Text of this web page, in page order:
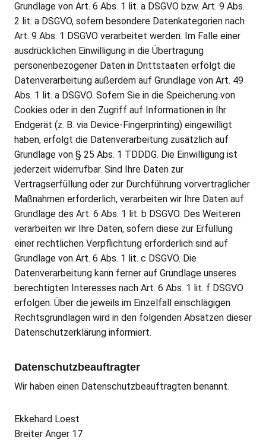
Grundlage von Art. 6 Abs. 1 lit. a DSGVO bzw. Art. 9 Abs.
2 lit. a DSGVO, sofern besondere Datenkategorien nach
Art. 9 Abs. 1 DSGVO verarbeitet werden. Im Falle einer
ausdrücklichen Einwilligung in die Übertragung
personenbezogener Daten in Drittstaaten erfolgt die
Datenverarbeitung außerdem auf Grundlage von Art. 49
Abs. 1 lit. a DSGVO. Sofern Sie in die Speicherung von
Cookies oder in den Zugriff auf Informationen in Ihr
Endgerät (z. B. via Device-Fingerprinting) eingewilligt
haben, erfolgt die Datenverarbeitung zusätzlich auf
Grundlage von § 25 Abs. 1 TDDDG. Die Einwilligung ist
jederzeit widerrufbar. Sind Ihre Daten zur
Vertragserfüllung oder zur Durchführung vorvertraglicher
Maßnahmen erforderlich, verarbeiten wir Ihre Daten auf
Grundlage des Art. 6 Abs. 1 lit. b DSGVO. Des Weiteren
verarbeiten wir Ihre Daten, sofern diese zur Erfüllung
einer rechtlichen Verpflichtung erforderlich sind auf
Grundlage von Art. 6 Abs. 1 lit. c DSGVO. Die
Datenverarbeitung kann ferner auf Grundlage unseres
berechtigten Interesses nach Art. 6 Abs. 1 lit. f DSGVO
erfolgen. Über die jeweils im Einzelfall einschlägigen
Rechtsgrundlagen wird in den folgenden Absätzen dieser
Datenschutzerklärung informiert.
Datenschutz­beauftragter
Wir haben einen Datenschutzbeauftragten benannt.
Ekkehard Loest
Breiter Anger 17